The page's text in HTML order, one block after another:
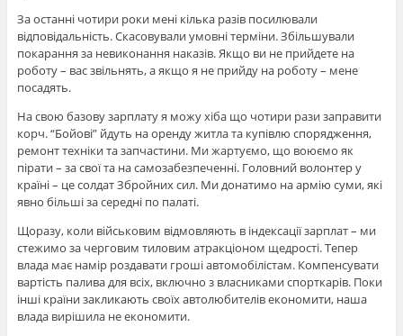
За останні чотири роки мені кілька разів посилювали
відповідальність. Скасовували умовні терміни. Збільшували
покарання за невиконання наказів. Якщо ви не прийдете на
роботу – вас звільнять, а якщо я не прийду на роботу – мене
посадять.
На свою базову зарплату я можу хіба що чотири рази заправити
корч. “Бойові” йдуть на оренду житла та купівлю спорядження,
ремонт техніки та запчастини. Ми жартуємо, що воюємо як
пірати – за свої та на самозабезпеченні. Головний волонтер у
країні – це солдат Збройних сил. Ми донатимо на армію суми, які
явно більші за середні по палаті.
Щоразу, коли військовим відмовляють в індексації зарплат – ми
стежимо за черговим тиловим атракціоном щедрості. Тепер
влада має намір роздавати гроші автомобілістам. Компенсувати
вартість палива для всіх, включно з власниками спорткарів. Поки
інші країни закликають своїх автолюбителів економити, наша
влада вирішила не економити.